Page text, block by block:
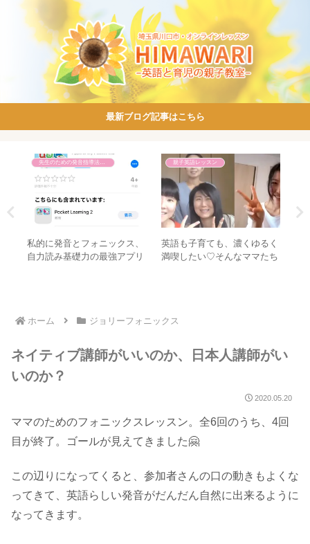
最新ブログ記事はこちら
先生のための発音指導法講座
私的に発音とフォニックス、
自力読み基礎力の最強アプリ
親子英語レッスン
英語も子育ても、濃くゆるく
満喫したい♡そんなママたち
ホーム ジョリーフォニックス
ネイティブ講師がいいのか、日本人講師がい
いのか？
2020.05.20
ママのためのフォニックスレッスン。全6回のうち、4回
目が終了。ゴールが見えてきました🤗
この辺りになってくると、参加者さんの口の動きもよくな
ってきて、英語らしい発音がだんだん自然に出来るように
なってきます。